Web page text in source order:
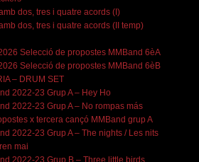
dos, tres i quatre acords (I)
dos, tres i quatre acords (II temp)
Selecció de propostes MMBand 6èA
Selecció de propostes MMBand 6èB
– DRUM SET
2022-23 Grup A – Hey Ho
2022-23 Grup A – No rompas más
x tercera cançó MMBand grup A
2022-23 Grup A – The nights / Les nits
mai